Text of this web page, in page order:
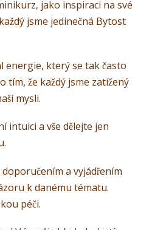
jako inspiraci na své
jsme jedinečná Bytost
energie, který se tak často
tím, že každý jsme zatížený
mysli.
intuici a vše dělejte jen
a vyjádřením
k danému tématu.
péči.